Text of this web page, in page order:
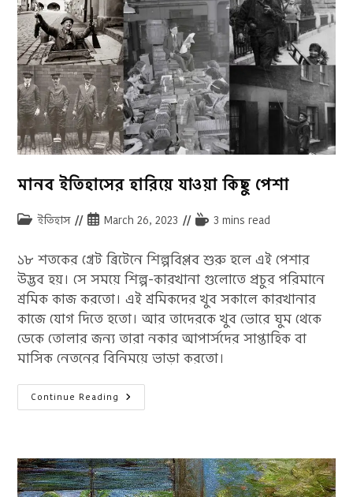
বিড়াল
এমনকি
বাচ্চা
শিশু
খেয়েছিলেন
মানব ইতিহাসের হারিয়ে যাওয়া কিছু পেশা
Postইতিহাস
PostMarch 26, 2023
Reading3 mins read
১৮ শতকের গ্রেট ব্রিটেনে শিল্পবিপ্লব শুরু হলে এই পেশার
উদ্ভব হয়। সে সময়ে শিল্প-কারখানা গুলোতে প্রচুর পরিমানে
শ্রমিক কাজ করতো। এই শ্রমিকদের খুব সকালে কারখানার
কাজে যোগ দিতে হতো। আর তাদেরকে খুব ভোরে ঘুম থেকে
ডেকে তোলার জন্য তারা নকার আপার্সদের সাপ্তাহিক বা
মাসিক নেতনের বিনিময়ে ভাড়া করতো।
Continue Reading মানব
ইতিহাসের